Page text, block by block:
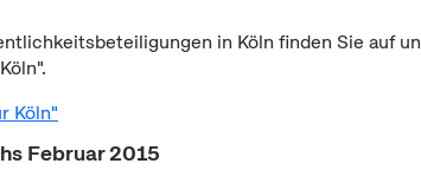
in Köln finden Sie auf
Köln"
Februar 2015